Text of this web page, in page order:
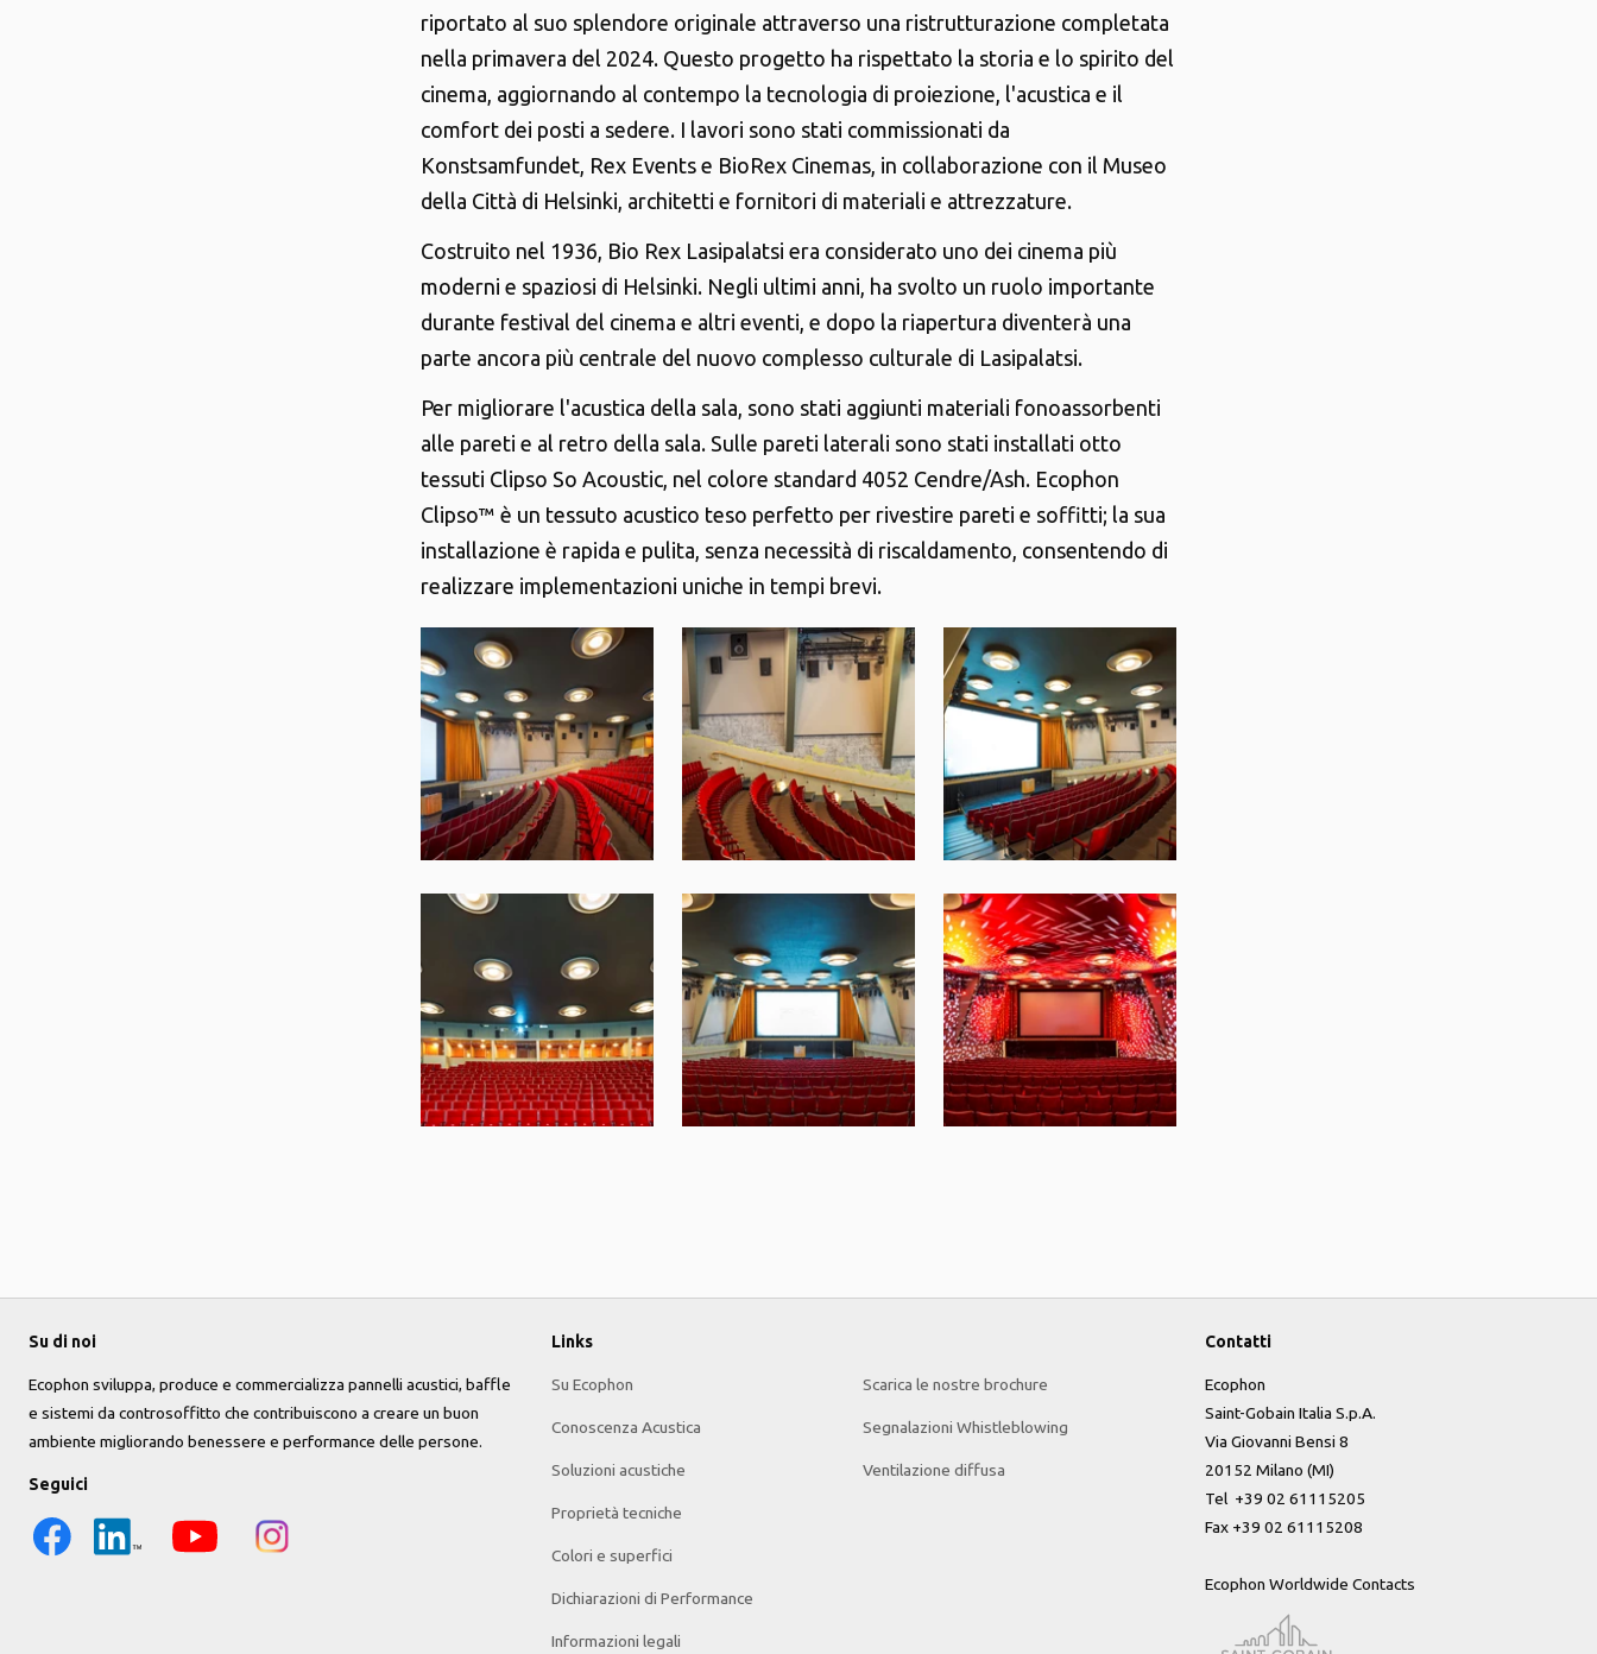
riportato al suo splendore originale attraverso una ristrutturazione completata
nella primavera del 2024. Questo progetto ha rispettato la storia e lo spirito del
cinema, aggiornando al contempo la tecnologia di proiezione, l'acustica e il
comfort dei posti a sedere. I lavori sono stati commissionati da
Konstsamfundet, Rex Events e BioRex Cinemas, in collaborazione con il Museo
della Città di Helsinki, architetti e fornitori di materiali e attrezzature.
Costruito nel 1936, Bio Rex Lasipalatsi era considerato uno dei cinema più
moderni e spaziosi di Helsinki. Negli ultimi anni, ha svolto un ruolo importante
durante festival del cinema e altri eventi, e dopo la riapertura diventerà una
parte ancora più centrale del nuovo complesso culturale di Lasipalatsi.
Per migliorare l'acustica della sala, sono stati aggiunti materiali fonoassorbenti
alle pareti e al retro della sala. Sulle pareti laterali sono stati installati otto
tessuti Clipso So Acoustic, nel colore standard 4052 Cendre/Ash. Ecophon
Clipso™ è un tessuto acustico teso perfetto per rivestire pareti e soffitti; la sua
installazione è rapida e pulita, senza necessità di riscaldamento, consentendo di
realizzare implementazioni uniche in tempi brevi.
Su di noi
Ecophon sviluppa, produce e commercializza pannelli acustici, baffle
e sistemi da controsoffitto che contribuiscono a creare un buon
ambiente migliorando benessere e performance delle persone.
Seguici
Links
Su Ecophon
Conoscenza Acustica
Soluzioni acustiche
Proprietà tecniche
Colori e superfici
Dichiarazioni di Performance
Informazioni legali
Scarica le nostre brochure
Segnalazioni Whistleblowing
Ventilazione diffusa
Contatti
Ecophon
Saint-Gobain Italia S.p.A.
Via Giovanni Bensi 8
20152 Milano (MI)
Tel +39 02 61115205
Fax +39 02 61115208
Ecophon Worldwide Contacts